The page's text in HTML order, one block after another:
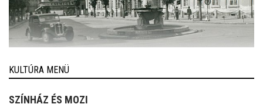
KULTÚRA MENÜ
SZÍNHÁZ ÉS MOZI